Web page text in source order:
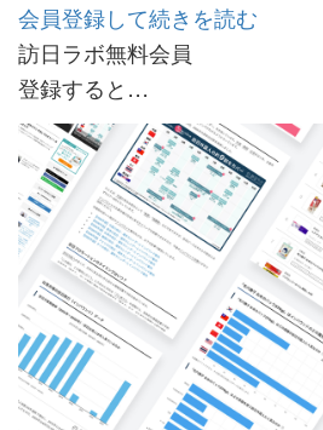
会員登録して続きを読む
訪日ラボ無料会員
登録すると…